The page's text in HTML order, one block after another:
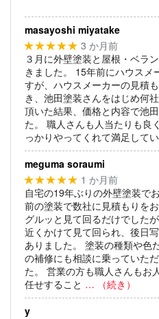
masayoshi miyatake
★★★★★ 3 か月前
３月に外壁塗装と屋根・ベラ
きました。
15年前にハウスメ
すが、ハウスメーカーの見積
き、池田塗装さんをはじめ何
頂いた結果、価格と内容で池
た。
職人さんも人当たりも良
っかりやってくれて満足してい
meguma soraumi
★★★★★ 1 か月前
自宅の19年ぶりの外壁塗装で
前の塗装で数社に見積もりを
グルッと見て回るだけでした
近くかけて見て回られ、後日
ありました。
塗装の種類や色
の補修にも相談に乗っていた
た。
営業の方も職人さんもお
任せすること … （続き）
y